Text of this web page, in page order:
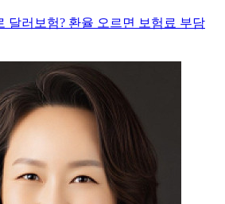
달러보험? 환율 오르면 보험료 부담